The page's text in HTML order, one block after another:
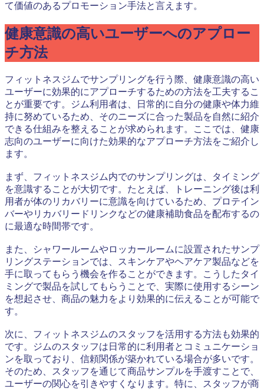
て価値のあるプロモーション手法と言えます。
健康意識の高いユーザーへのアプロー
チ方法
フィットネスジムでサンプリングを行う際、健康意識の高い
ユーザーに効果的にアプローチするための方法を工夫するこ
とが重要です。ジム利用者は、日常的に自分の健康や体力維
持に努めているため、そのニーズに合った製品を自然に紹介
できる仕組みを整えることが求められます。ここでは、健康
志向のユーザーに向けた効果的なアプローチ方法をご紹介し
ます。
まず、フィットネスジム内でのサンプリングは、タイミング
を意識することが大切です。たとえば、トレーニング後は利
用者が体のリカバリーに意識を向けているため、プロテイン
バーやリカバリードリンクなどの健康補助食品を配布するの
に最適な時間帯です。
また、シャワールームやロッカールームに設置されたサンプ
リングステーションでは、スキンケアやヘアケア製品などを
手に取ってもらう機会を作ることができます。こうしたタイ
ミングで製品を試してもらうことで、実際に使用するシーン
を想起させ、商品の魅力をより効果的に伝えることが可能で
す。
次に、フィットネスジムのスタッフを活用する方法も効果的
です。ジムのスタッフは日常的に利用者とコミュニケーショ
ンを取っており、信頼関係が築かれている場合が多いです。
そのため、スタッフを通じて商品サンプルを手渡すことで、
ユーザーの関心を引きやすくなります。特に、スタッフが商